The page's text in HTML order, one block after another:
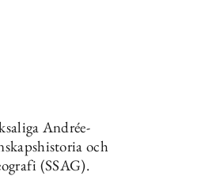
Andrée-
och
(SSAG).